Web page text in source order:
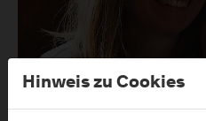
Hinweis zu Cookies